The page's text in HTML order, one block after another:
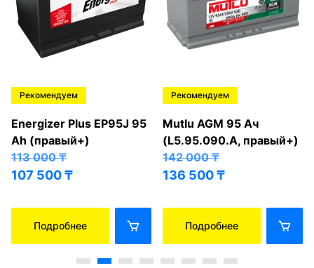
Рекомендуем
Energizer Plus EP95J 95
Ah (правый+)
113 000₸
107 500₸
Подробнее
Рекомендуем
Mutlu AGM 95 Ач
(L5.95.090.A, правый+)
142 000₸
136 500₸
Подробнее